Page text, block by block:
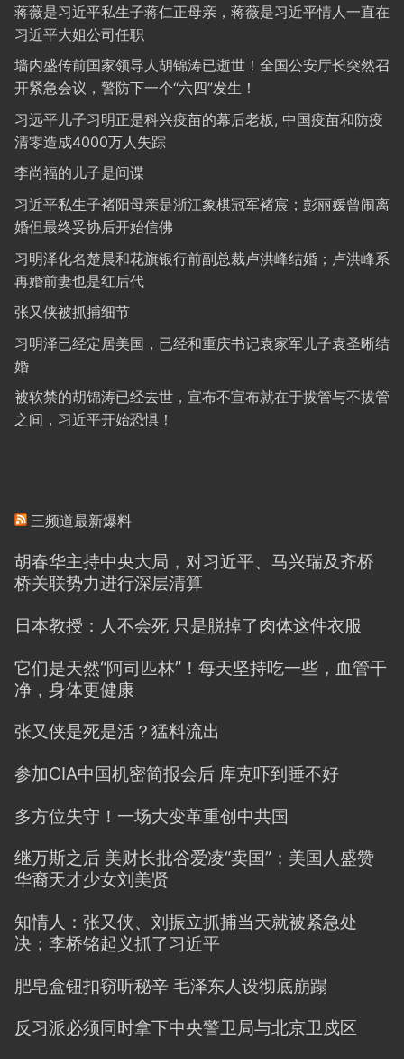
蒋薇是习近平私生子蒋仁正母亲，蒋薇是习近平情人一直在
习近平大姐公司任职
墙内盛传前国家领导人胡锦涛已逝世！全国公安厅长突然召
开紧急会议，警防下一个“六四”发生！
习远平儿子习明正是科兴疫苗的幕后老板, 中国疫苗和防疫
清零造成4000万人失踪
李尚福的儿子是间谍
习近平私生子褚阳母亲是浙江象棋冠军褚宸；彭丽媛曾闹离
婚但最终妥协后开始信佛
习明泽化名楚晨和花旗银行前副总裁卢洪峰结婚；卢洪峰系
再婚前妻也是红后代
张又侠被抓捕细节
习明泽已经定居美国，已经和重庆书记袁家军儿子袁圣晰结
婚
被软禁的胡锦涛已经去世，宣布不宣布就在于拔管与不拔管
之间，习近平开始恐惧！
三频道最新爆料
胡春华主持中央大局，对习近平、马兴瑞及齐桥
桥关联势力进行深层清算
日本教授：人不会死 只是脱掉了肉体这件衣服
它们是天然“阿司匹林”！每天坚持吃一些，血管干
净，身体更健康
张又侠是死是活？猛料流出
参加CIA中国机密简报会后 库克吓到睡不好
多方位失守！一场大变革重创中共国
继万斯之后 美财长批谷爱凌“卖国”；美国人盛赞
华裔天才少女刘美贤
知情人：张又侠、刘振立抓捕当天就被紧急处
决；李桥铭起义抓了习近平
肥皂盒钮扣窃听秘辛 毛泽东人设彻底崩蹋
反习派必须同时拿下中央警卫局与北京卫戍区